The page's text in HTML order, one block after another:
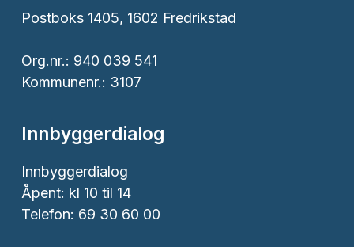
Postboks 1405, 1602 Fredrikstad
Org.nr.: 940 039 541
Kommunenr.: 3107
Innbyggerdialog
Innbyggerdialog
Åpent: kl 10 til 14
Telefon: 69 30 60 00